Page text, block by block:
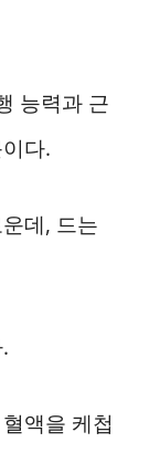
능력과 근
다.
데, 드는
액을 케첩